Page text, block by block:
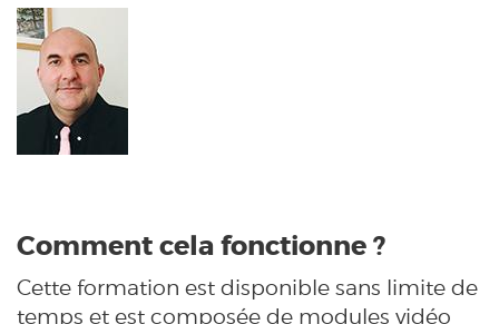
Comment cela fonctionne ?
Cette formation est disponible sans limite de
temps et est composée de modules vidéo